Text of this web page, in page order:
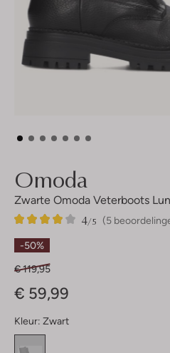
Omoda
Zwarte Omoda Veterboots
(5
4/5
5
4
Sterren
-50%
€ 119,95
€ 59,99
Kleur: Zwart